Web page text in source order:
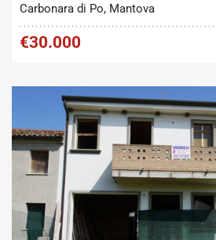
Carbonara di Po, Mantova
€30.000